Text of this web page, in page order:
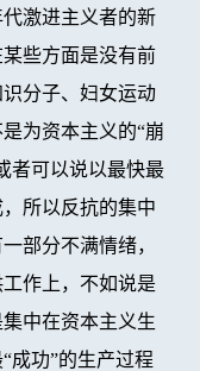
激进主义者的新
些方面是没有前
分子、妇女运动
为资本主义的“崩
者可以说以最快最
所以反抗的集中
部分不满情绪，
作上，不如说是
中在资本主义生
成功”的生产过程